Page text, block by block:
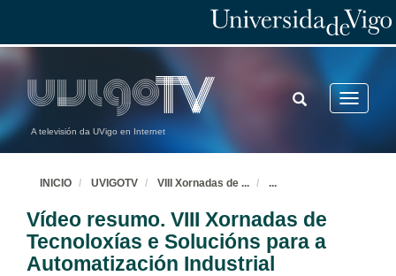
A televisión da UVigo en Internet
Toggle
TOGGLE
SEARCH
INICIO UVIGOTV VIII Xornadas de ... ...
Vídeo resumo. VIII Xornadas de
Tecnoloxías e Solucións para a
Automatización Industrial